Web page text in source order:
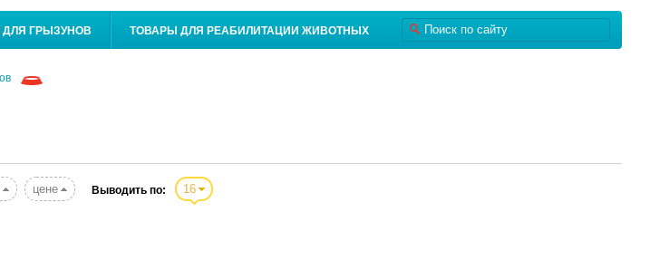
ГРЫЗУНОВ ТОВАРЫ ДЛЯ РЕАБИЛИТАЦИИ ЖИВОТНЫХ
цене Выводить по: 16